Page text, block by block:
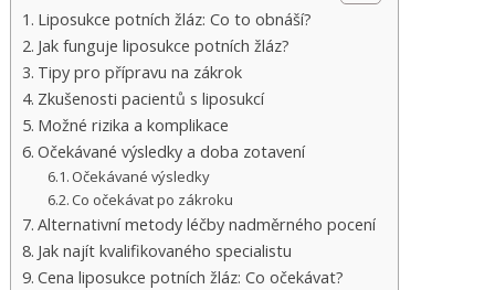
Liposukce potních žláz: Co to obnáší?
Jak funguje liposukce potních žláz?
Tipy pro přípravu na zákrok
Zkušenosti pacientů s liposukcí
Možné rizika a komplikace
Očekávané výsledky a doba zotavení
Očekávané výsledky
Co očekávat po zákroku
Alternativní metody léčby nadměrného pocení
Jak najít kvalifikovaného specialistu
Cena liposukce potních žláz: Co očekávat?